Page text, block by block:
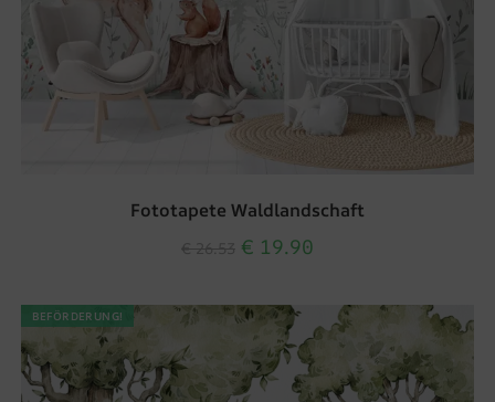
Fototapete Waldlandschaft
€ 19.90
BEFÖRDERUNG!